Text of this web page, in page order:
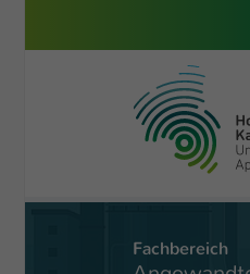
Sie sind
Fachbereich